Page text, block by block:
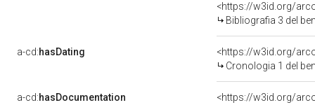
<https://w3id.org/
Bibliografia 3 del
a-cd:hasDating
<https://w3id.org/
Cronologia 1 del
a-cd:hasDocumentation
<https://w3id.org/